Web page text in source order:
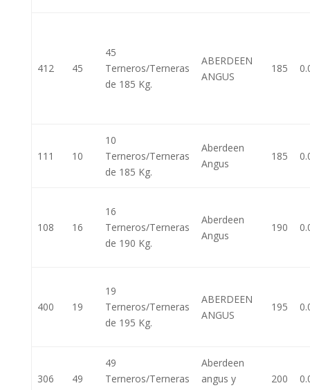
412 45
45
Terneros/Terneras
de 185 Kg.
ABERDEEN
ANGUS
185
111 10
10
Terneros/Terneras
de 185 Kg.
Aberdeen
Angus
185
108 16
16
Terneros/Terneras
de 190 Kg.
Aberdeen
Angus
190
400 19
19
Terneros/Terneras
de 195 Kg.
ABERDEEN
ANGUS
195
306 49
49
Terneros/Terneras
Aberdeen
angus y
200